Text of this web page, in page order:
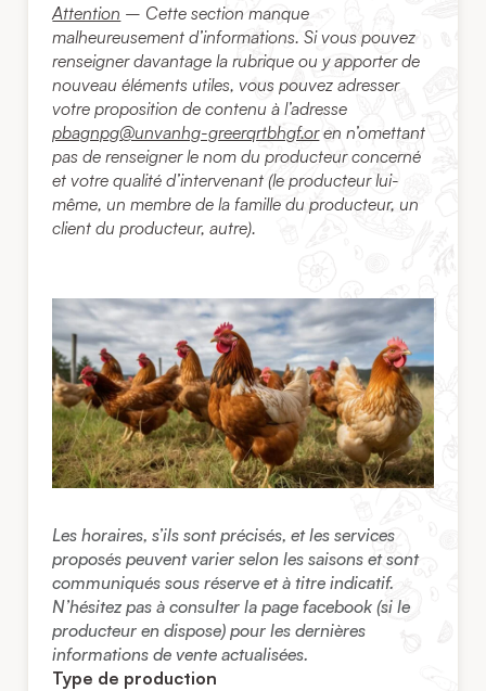
Attention – Cette section manque
malheureusement d’informations. Si vous pouvez
renseigner davantage la rubrique ou y apporter de
nouveau éléments utiles, vous pouvez adresser
votre proposition de contenu à l’adresse
pbagnpg@unvanhg-greerqrtbhgf.oren n’omettant
pas de renseigner le nom du producteur concerné
et votre qualité d’intervenant (le producteur lui-
même, un membre de la famille du producteur, un
client du producteur, autre).
Les horaires, s’ils sont précisés, et les services
proposés peuvent varier selon les saisons et sont
communiqués sous réserve et à titre indicatif.
N’hésitez pas à consulter la page facebook (si le
producteur en dispose) pour les dernières
informations de vente actualisées.
Type de production